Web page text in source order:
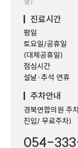
진료시간
평일
토요일/공휴일
(대체공휴일)
점심시간
설날·추석 연휴
주차안내
경북연합의원 주
진입/ 무료주차)
054-